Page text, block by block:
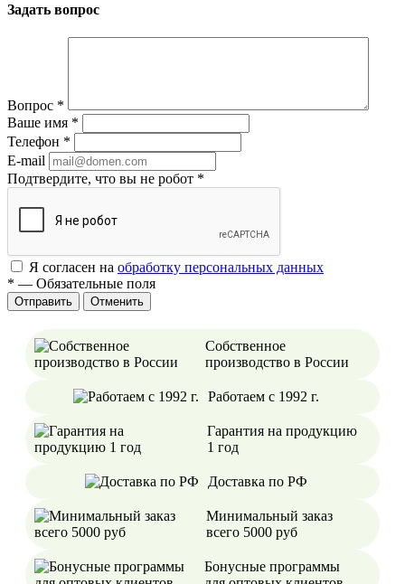
Задать вопрос
Вопрос *
Ваше имя *
Телефон *
E-mail
Подтвердите, что вы не робот *
Я согласен на обработку персональных данных
* — Обязательные поля
Отменить
Собственное
производство в России
Работаем с 1992 г.
Гарантия на продукцию
1 год
Доставка по РФ
Минимальный заказ
всего 5000 руб
Бонусные программы